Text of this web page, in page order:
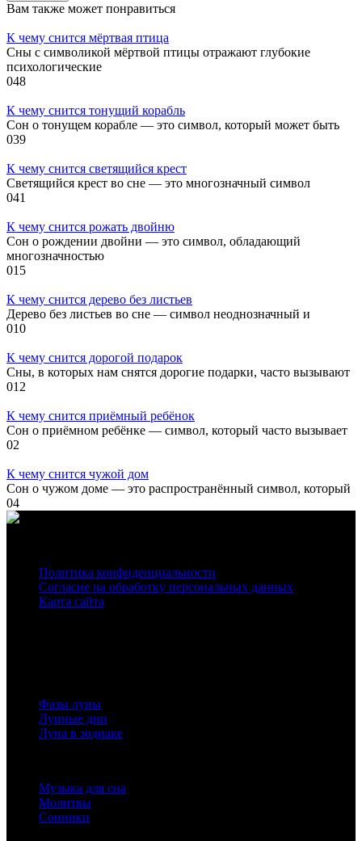
Вам также может понравиться
К чему снится мёртвая птица
Сны с символикой мёртвой птицы отражают глубокие
психологические
048
К чему снится тонущий корабль
Сон о тонущем корабле — это символ, который может быть
039
К чему снится светящийся крест
Светящийся крест во сне — это многозначный символ
041
К чему снится рожать двойню
Сон о рождении двойни — это символ, обладающий
многозначностью
015
К чему снится дерево без листьев
Дерево без листьев во сне — символ неоднозначный и
010
К чему снится дорогой подарок
Сны, в которых нам снятся дорогие подарки, часто вызывают
012
К чему снится приёмный ребёнок
Сон о приёмном ребёнке — символ, который часто вызывает
02
К чему снится чужой дом
Сон о чужом доме — это распространённый символ, который
04
Политика конфиденциальности
Согласие на обработку персональных данных
Карта сайта
Фазы луны
Лунные дни
Луна в зодиаке
Музыка для сна
Молитвы
Сонники